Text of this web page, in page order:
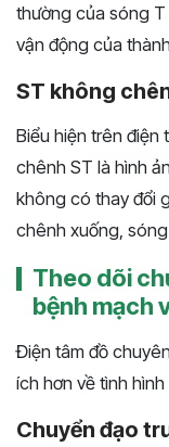
thường của sóng
vận động của
ST không
Biểu hiện trên điện
chênh ST là hình
không có thay đổi
chênh xuống,
Theo dõi
bệnh mạch
Điện tâm đồ
ích hơn về tình
Chuyển đạo